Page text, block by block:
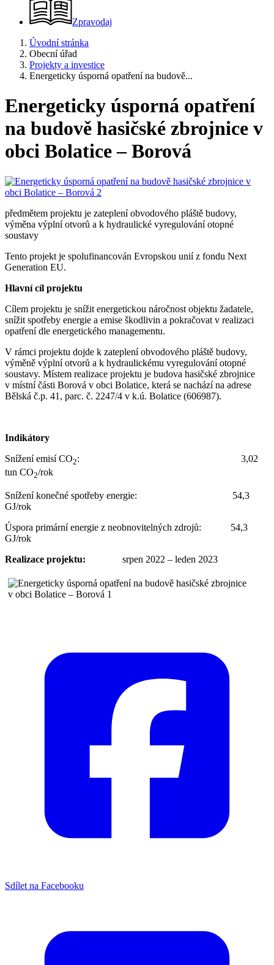
Zpravodaj
Úvodní stránka
Obecní úřad
Projekty a investice
Energeticky úsporná opatření na budově...
Energeticky úsporná opatření
na budově hasičské zbrojnice v
obci Bolatice – Borová
předmětem projektu je zateplení obvodového pláště budovy,
výměna výplní otvorů a k hydraulické vyregulování otopné
soustavy
Tento projekt je spolufinancován Evropskou unií z fondu Next
Generation EU.
Hlavní cíl projektu
Cílem projektu je snížit energetickou náročnost objektu žadatele,
snížit spotřeby energie a emise škodlivin a pokračovat v realizaci
opatření dle energetického managementu.
V rámci projektu dojde k zateplení obvodového pláště budovy,
výměně výplní otvorů a k hydraulickému vyregulování otopné
soustavy. Místem realizace projektu je budova hasičské zbrojnice
v místní části Borová v obci Bolatice, která se nachází na adrese
Bělská č.p. 41, parc. č. 2247/4 v k.ú. Bolatice (606987).
Indikátory
Snížení emisí CO2: 3,02
tun CO2/rok
Snížení konečné spotřeby energie: 54,3
GJ/rok
Úspora primární energie z neobnovitelných zdrojů: 54,3
GJ/rok
Realizace projektu:
srpen 2022 – leden 2023
Sdílet na Facebooku